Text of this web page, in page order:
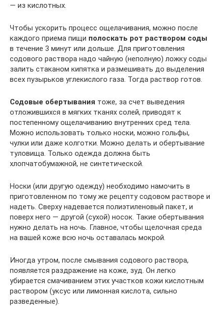
— из кислотных.
Чтобы ускорить процесс ощелачивания, можно после
каждого приема пищи полоскать рот раствором соды
в течение 3 минут или дольше. Для приготовления
содового раствора надо чайную (неполную) ложку соды
залить стаканом кипятка и размешивать до выделения
всех пузырьков углекислого газа. Тогда раствор готов.
Содовые обертывания тоже, за счет выведения
отложившихся в мягких тканях солей, приводят к
постепенному ощелачиванию внутренних сред тела.
Можно использовать только носки, можно гольфы,
чулки или даже колготки. Можно делать и обертывание
туловища. Только одежда должна быть
хлопчатобумажной, не синтетической.
Носки (или другую одежду) необходимо намочить в
приготовленном по тому же рецепту содовом растворе и
надеть. Сверху надевается полиэтиленовый пакет, и
поверх него — другой (сухой) носок. Такие обертывания
нужно делать на ночь. Главное, чтобы щелочная среда
на вашей коже всю ночь оставалась мокрой.
Иногда утром, после смывания содового раствора,
появляется раздражение на коже, зуд. Он легко
убирается смачиванием этих участков кожи кислотным
раствором (уксус или лимонная кислота, сильно
разведенные).